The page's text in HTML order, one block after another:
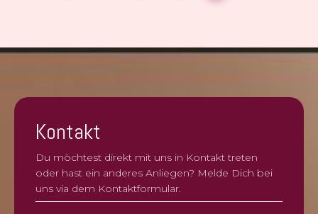
Kontakt
Du möchtest direkt mit uns in Kontakt treten
oder hast ein anderes Anliegen? Melde Dich bei
uns via dem Kontaktformular.